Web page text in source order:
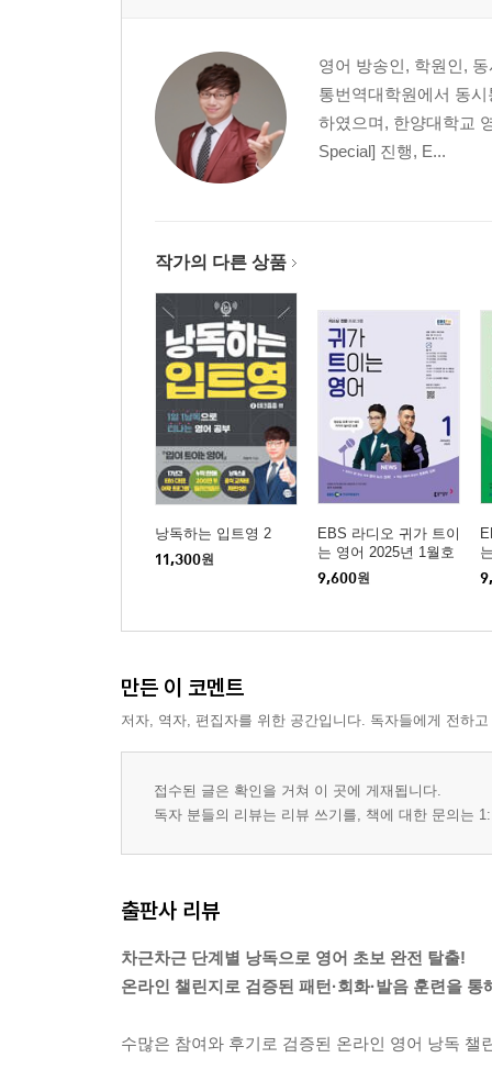
영어 방송인, 학원인,
통번역대학원에서 동
하였으며, 한양대학교
Special] 진행, E...
작가의 다른 상품
낭독하는 입트영 2
11,300원
EBS 라디오 귀가 트이
는 영어 2025년 1월호
9,600원
만든 이 코멘트
저자, 역자, 편집자를 위한 공간입니다. 독자들에게 전하
접수된 글은 확인을 거쳐 이 곳에 게재됩니다.
독자 분들의 리뷰는 리뷰 쓰기를, 책에 대한 문의는
출판사 리뷰
차근차근 단계별 낭독으로 영어 초보 완전 탈출!
온라인 챌린지로 검증된 패턴·회화·발음 훈련을
수많은 참여와 후기로 검증된 온라인 영어 낭독